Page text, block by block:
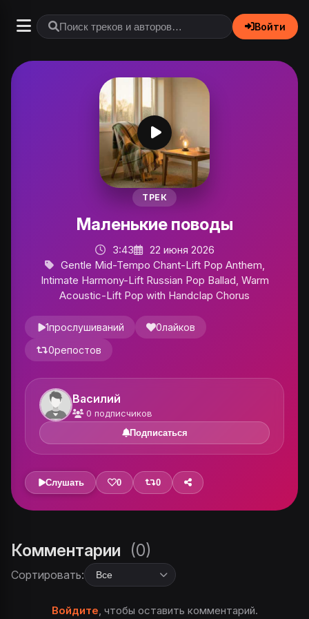
Войти
ТРЕК
Маленькие поводы
3:43
22 июня 2026
Gentle Mid-Tempo Chant-Lift Pop Anthem,
Intimate Harmony-Lift Russian Pop Ballad, Warm
Acoustic-Lift Pop with Handclap Chorus
1прослушиваний 0лайков
0репостов
Василий
0 подписчиков
Подписаться
Слушать 0 0
Комментарии (0)
Сортировать:
Войдите, чтобы оставить комментарий.